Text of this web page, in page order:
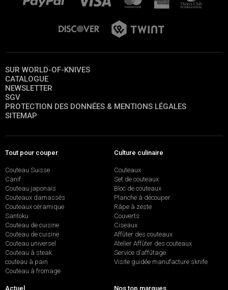
SUR WORLD-OF-KNIVES
CATALOGUE
NEWSLETTER
SGV
PROTECTION DES DONNÉES & MENTIONS LÉGALES
SITEMAP
Tout pour couper
Couteau Suisse
Canif
Couteau japonais
Couteaux damassés
Couteaux céramique
Santoku
Couteau de cuisine
Couteau de cuisine
Couteau universel
Couteau à steak
couteau à pain
Couteau à fromage
Culture culinaire
Couteaux
Set de couteaux
Bloc de couteaux
Planche à découper
Râpe à zeste
Couverts
Ciseaux
Affûter des couteaux
Atelier Affûter des couteaux
Service d’affûtage
Visite guidée manufacture sknife
Actuel Nos top marques